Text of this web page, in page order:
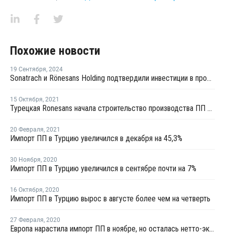
Похожие новости
19 Сентября, 2024
Sonatrach и Rönesans Holding подтвердили инвестиции в проект производства ПП в Турции
15 Октября, 2021
Турецкая Ronesans начала строительство производства ПП в Джейхане
20 Февраля, 2021
Импорт ПП в Турцию увеличился в декабря на 45,3%
30 Ноября, 2020
Импорт ПП в Турцию увеличился в сентябре почти на 7%
16 Октября, 2020
Импорт ПП в Турцию вырос в августе более чем на четверть
27 Февраля, 2020
Европа нарастила импорт ПП в ноябре, но осталась нетто-экспортером материала